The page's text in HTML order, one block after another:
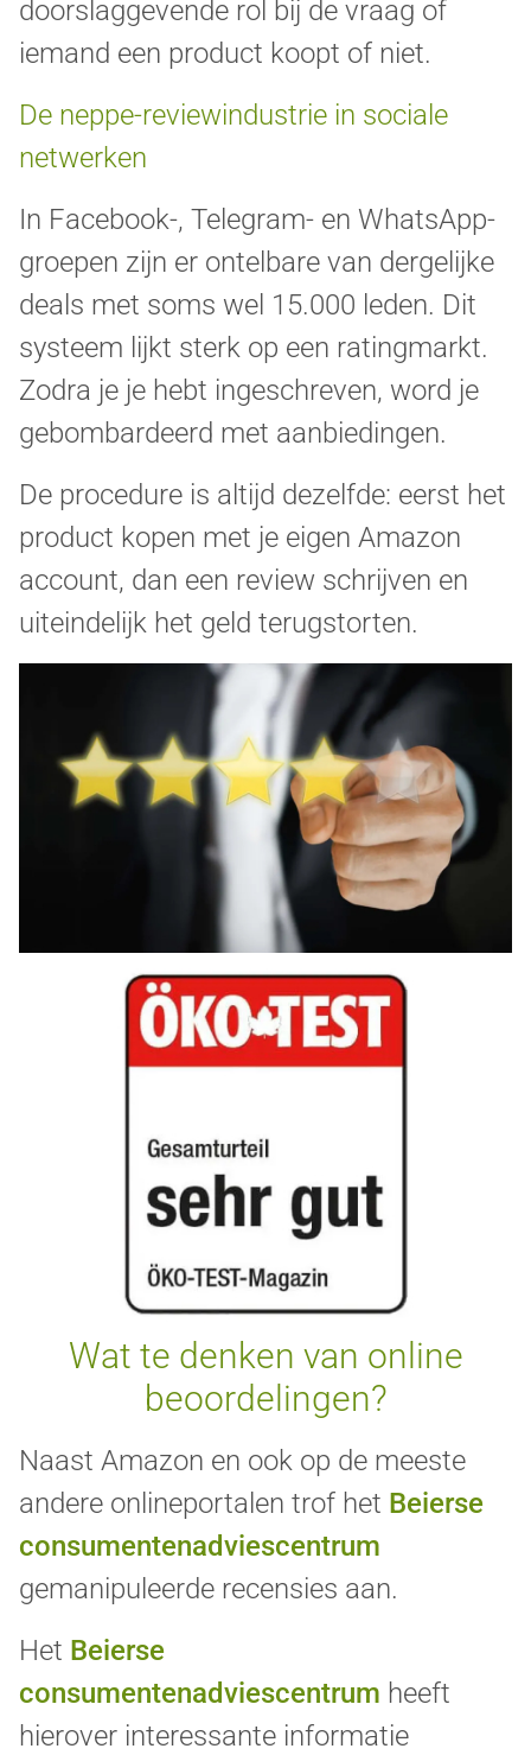
doorslaggevende rol bij de vraag of
iemand een product koopt of niet.
De neppe-reviewindustrie in sociale
netwerken
In Facebook-, Telegram- en WhatsApp-
groepen zijn er ontelbare van dergelijke
deals met soms wel 15.000 leden. Dit
systeem lijkt sterk op een ratingmarkt.
Zodra je je hebt ingeschreven, word je
gebombardeerd met aanbiedingen.
De procedure is altijd dezelfde: eerst het
product kopen met je eigen Amazon
account, dan een review schrijven en
uiteindelijk het geld terugstorten.
Wat te denken van online
beoordelingen?
Naast Amazon en ook op de meeste
andere onlineportalen trof het Beierse
consumentenadviescentrum
gemanipuleerde recensies aan.
Het Beierse
consumentenadviescentrum heeft
hierover interessante informatie